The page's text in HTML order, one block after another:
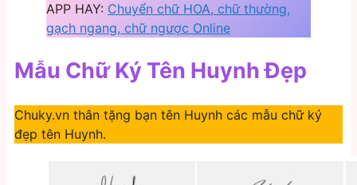
APP HAY: Chuyển chữ HOA, chữ thường,
gạch ngang, chữ ngược Online
Mẫu Chữ Ký Tên Huynh Đẹp
Chuky.vn thân tặng bạn tên Huynh các mẫu chữ ký
đẹp tên Huynh.